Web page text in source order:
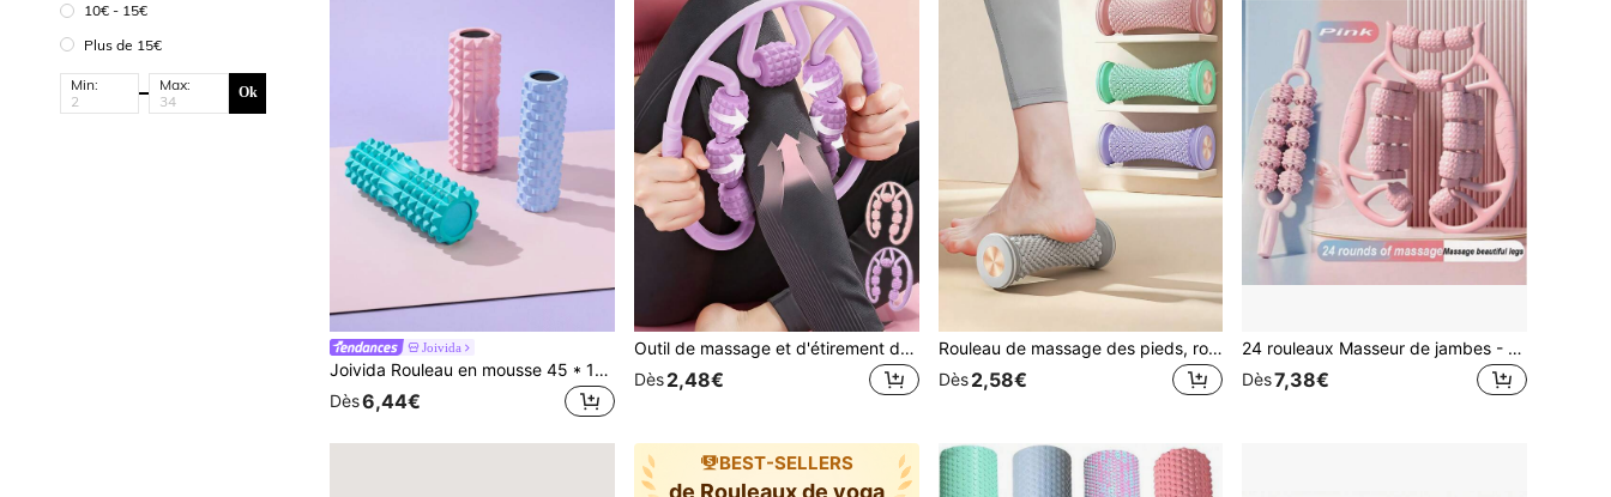
10€ - 15€
Plus de 15€
Min: Max: Ok
Joivida
Joivida Rouleau en mousse 45 * 13 cm - Rouleau de massage en profondeur des tissus musculaires et appareil d'étirement, libération des points de déclenchement de l'intensité et du fascia
Dès6,44€
Outil de massage et d'étirement des jambes à 7 roues, rouleau de massage des fascias et des muscles pour l'amincissement des jambes, appareil de massage des jambes pour les bras, les tibias, le dos, les épaules et les cuisses, outils de massage polyvalents pour hommes et femmes, accessoires de yoga pour la relaxation musculaire après l'entraînement
Dès2,48€
Rouleau de massage des pieds, rouleau de lissage des muscles, relaxe les muscles des pieds, des mains et des jambes pour la relaxation musculaire, le yoga et le soutien de la voûte plantaire, balle de massage des pieds, balle de fascia pour le port prolongé de talons hauts, les sports de longue durée et les voyages, outils de massage, essentiel d'été
Dès 2,58€
24 rouleaux Masseur de jambes - 10 rouleaux doubles extra larges, massage double, appareil amincissant les jambes par roulage - pince circulaire pour mollets et cuisses pour détendre les muscles - bâton de massage, accessoire de yoga, rouleau de jambe pour relaxation, pince de cuisse, bâton de massage pour relaxation musculaire, équipement dédié à l'étirement musculaire, équipement de détente musculaire
Dès7,38€
BEST-SELLERS
de Rouleaux de yoga